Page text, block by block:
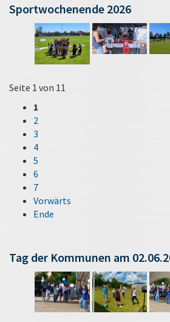
Sportwochenende 2026
Seite 1 von 11
1
2
3
4
5
6
7
Vorwärts
Ende
Tag der Kommunen am